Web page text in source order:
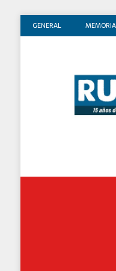
GENERAL